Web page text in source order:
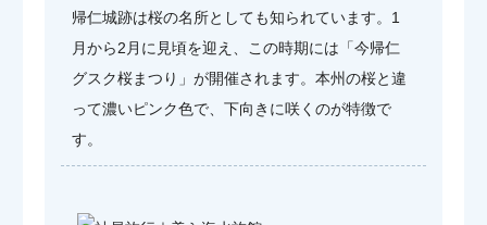
帰仁城跡は桜の名所としても知られています。1
月から2月に見頃を迎え、この時期には「今帰仁
グスク桜まつり」が開催されます。本州の桜と違
って濃いピンク色で、下向きに咲くのが特徴で
す。